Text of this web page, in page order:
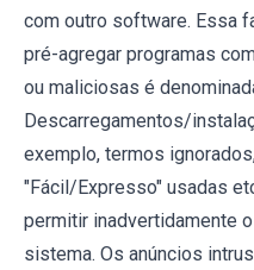
com outro software. Essa
pré-agregar programas
ou maliciosas é
Descarregamentos/
exemplo, termos
"Fácil/Expresso" usadas
permitir inadvertidamente
sistema. Os anúncios